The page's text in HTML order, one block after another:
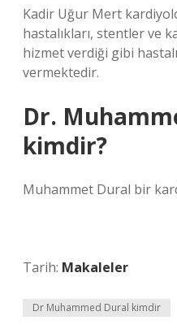
Kadir Uğur Mert
hastalıkları, stentler ve
hizmet verdiği gibi
vermektedir.
Dr.
kimdir?
Muhammet Dural bir
Tarih: Makaleler
Dr Muhammed Dural kimdir